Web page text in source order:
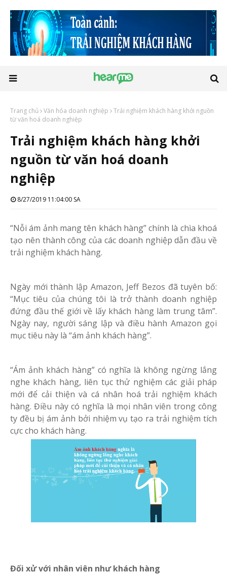
Trang chủ Văn hóa doanh nghiệp
Trải nghiệm khách hàng khởi nguồn
từ văn hoá doanh nghiệp
Trải nghiệm khách hàng khởi
nguồn từ văn hoá doanh
nghiệp
8/27/2019 11:04:00 SA
“Nỗi ám ảnh mang tên khách hàng” chính là chìa khoá
tạo nên thành công của các doanh nghiệp dẫn đầu về
trải nghiệm khách hàng.
Ngày mới thành lập Amazon, Jeff Bezos đã tuyên bố:
“Mục tiêu của chúng tôi là trở thành doanh nghiệp
đứng đầu thế giới về lấy khách hàng làm trung tâm”.
Ngày nay, người sáng lập và điều hành Amazon gọi
mục tiêu này là “ám ảnh khách hàng”.
“Ám ảnh khách hàng” có nghĩa là không ngừng lắng
nghe khách hàng, liên tục thử nghiệm các giải pháp
mới để cải thiện và cá nhân hoá trải nghiệm khách
hàng. Điều này có nghĩa là mọi nhân viên trong công
ty đều bị ám ảnh bởi nhiệm vụ tạo ra trải nghiệm tích
cực cho khách hàng.
Đối xử với nhân viên như khách hàng